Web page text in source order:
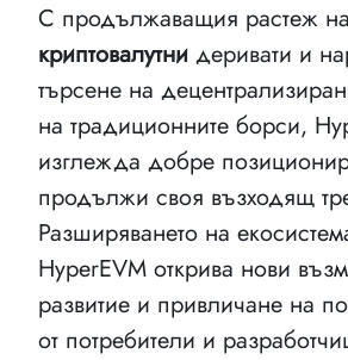
С продължаващия растеж
криптовалутни деривати и
търсене на
на традиционните борси,
изглежда добре
продължи своя възходящ
Разширяването на
HyperEVM открива нови
развитие и привличане на
от потребители и